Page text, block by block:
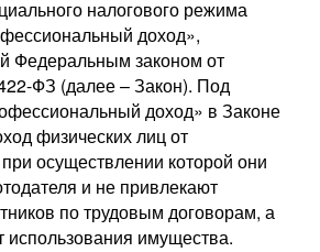
налогового режима
доход»,
Федеральным законом от
ФЗ (далее – Закон). Под
доход» в Законе
физических лиц от
осуществлении которой они
и не привлекают
по трудовым договорам, а
использования имущества.